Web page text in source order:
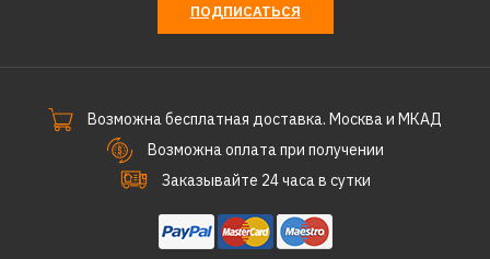
Стабилизатор
трехфазный РЕСАНТА
асн- 80 000/3
ПОДПИСАТЬСЯ
Возможна бесплатная доставка. Москва и МКАД
Возможна оплата при получении
Заказывайте 24 часа в сутки